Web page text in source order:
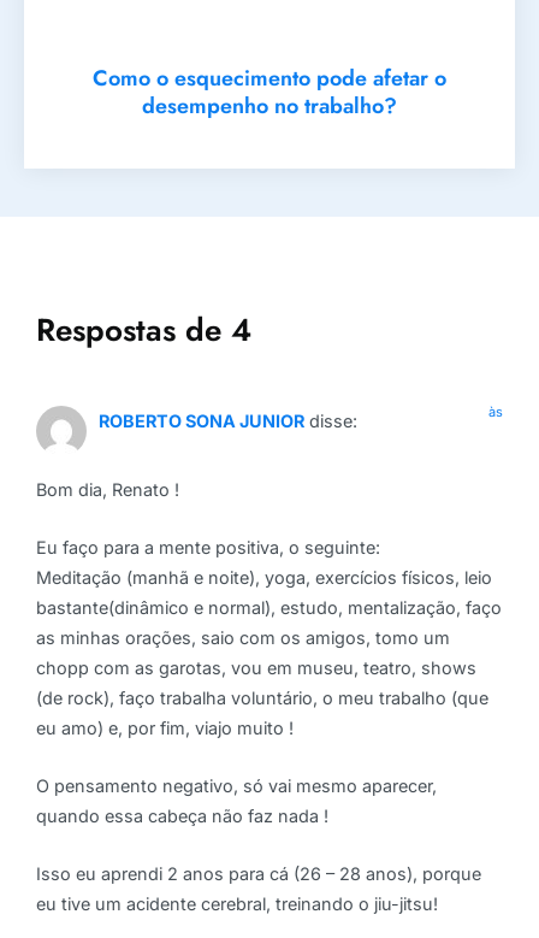
Como o esquecimento pode afetar o
desempenho no trabalho?
Respostas de 4
ROBERTO SONA JUNIOR disse: às
Bom dia, Renato !
Eu faço para a mente positiva, o seguinte:
Meditação (manhã e noite), yoga, exercícios físicos, leio
bastante(dinâmico e normal), estudo, mentalização, faço
as minhas orações, saio com os amigos, tomo um
chopp com as garotas, vou em museu, teatro, shows
(de rock), faço trabalha voluntário, o meu trabalho (que
eu amo) e, por fim, viajo muito !
O pensamento negativo, só vai mesmo aparecer,
quando essa cabeça não faz nada !
Isso eu aprendi 2 anos para cá (26 – 28 anos), porque
eu tive um acidente cerebral, treinando o jiu-jitsu!